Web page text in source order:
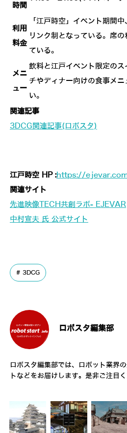
時間
利用
料金
「江戸時空」イベント期間
リンク制となっている。席
ている。
メニ
ュー
飲料と江戸イベント限定の
チやディナー向けの食事メ
い。
関連記事
3DCG関連記事(ロボスタ)
江戸時空 HP :https://
関連サイト
先進映像TECH共創ラボ- EJEVAR
中村宣夫 氏 公式サイト
3DCG
ロボスタ編集部
ロボスタ編集部では、ロボット業界
トなどをお届けします。是非ご注目く